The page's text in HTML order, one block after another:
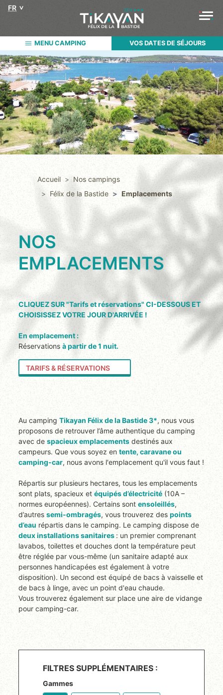
FR
MENU CAMPING VOS DATES DE SÉJOURS
Accueil
Nos campings
Félix de la Bastide
Emplacements
NOS
EMPLACEMENTS
CLIQUEZ SUR "Tarifs et réservations" CI-DESSOUS ET
CHOISISSEZ VOTRE JOUR D'ARRIVÉE !
En emplacement :
Réservationsà partir de 1 nuit.
TARIFS & RÉSERVATIONS
Au campingTikayan Félix de la Bastide 3*, nous vous
proposons de retrouver l’âme authentique du camping
avec despacieux emplacements destinés aux
campeurs. Que vous soyez entente, caravane ou
camping-car, nous avons l'emplacement qu'il vous faut !
Répartis sur plusieurs hectares, tous les emplacements
sont plats, spacieux etéquipés d’électricité (10A –
normes européennes). Certains sontensoleillés,
d’autressemi-ombragés, vous trouverez despoints
d’eau répartis dans le camping. Le camping dispose de
deux installations sanitaires : un premier comprenant
lavabos, toilettes et douches dont la température peut
être réglée par vous-même (un sanitaire adapté aux
personnes handicapées est également à votre
disposition). Un second est équipé de bacs à vaisselle et
de bacs à linge, avec un point d'eau chaude.
Vous trouverez également sur place une aire de vidange
pour camping-car.
FILTRES SUPPLÉMENTAIRES :
Gammes